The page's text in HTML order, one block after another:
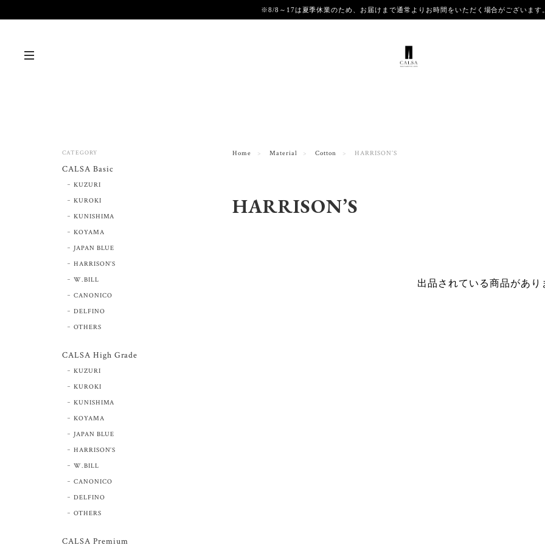
※8/8～17は夏季休業のため、お届けまで通常よりお時間をいただく場合がございま
Home Material Cotton HARRISON’S
HARRISON’S
出品されている商品があり
CATEGORY
CALSA Basic
KUZURI
KUROKI
KUNISHIMA
KOYAMA
JAPAN BLUE
HARRISON’S
W.BILL
CANONICO
DELFINO
OTHERS
CALSA High Grade
KUZURI
KUROKI
KUNISHIMA
KOYAMA
JAPAN BLUE
HARRISON’S
W.BILL
CANONICO
DELFINO
OTHERS
CALSA Premium